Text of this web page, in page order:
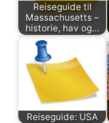
Reiseguide til
Massachusetts –
historie, hav og…
Reiseguide: USA